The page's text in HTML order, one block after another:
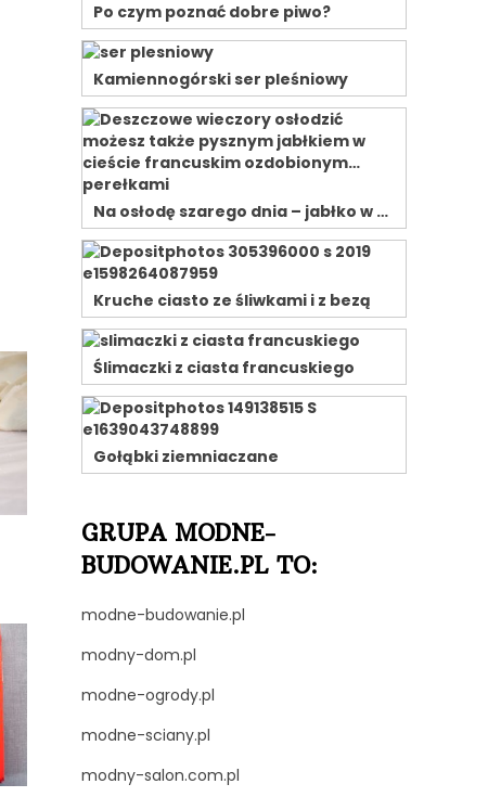
Po czym poznać dobre piwo?
Kamiennogórski ser pleśniowy
Na osłodę szarego dnia – jabłko w …
Kruche ciasto ze śliwkami i z bezą
Ślimaczki z ciasta francuskiego
Gołąbki ziemniaczane
GRUPA MODNE-
BUDOWANIE.PL TO:
modne-budowanie.pl
modny-dom.pl
modne-ogrody.pl
modne-sciany.pl
modny-salon.com.pl